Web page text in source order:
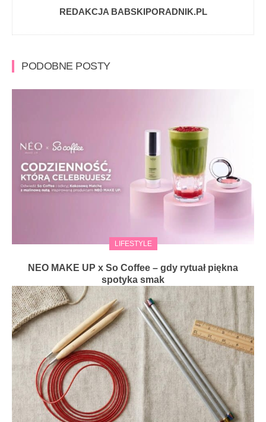
REDAKCJA BABSKIPORADNIK.PL
PODOBNE POSTY
LIFESTYLE
NEO MAKE UP x So Coffee – gdy rytuał piękna
spotyka smak